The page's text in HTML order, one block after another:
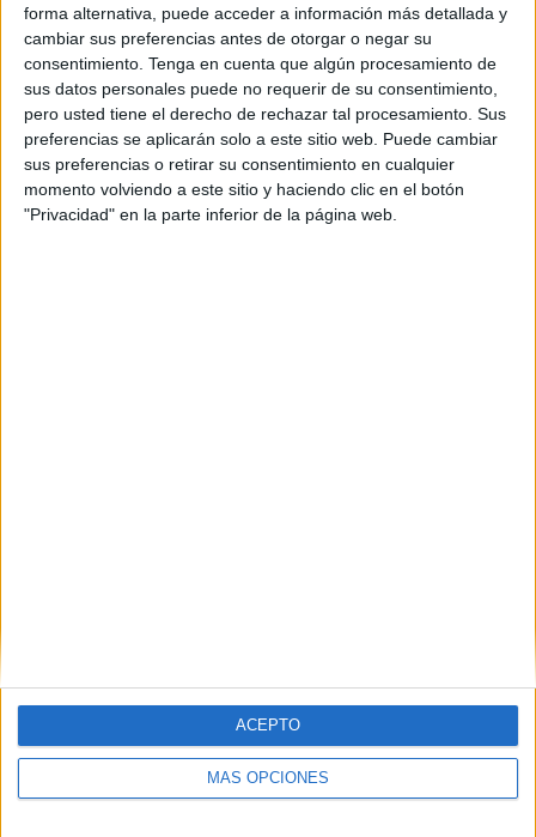
forma alternativa, puede acceder a información más detallada y
cambiar sus preferencias antes de otorgar o negar su
consentimiento. Tenga en cuenta que algún procesamiento de
sus datos personales puede no requerir de su consentimiento,
pero usted tiene el derecho de rechazar tal procesamiento. Sus
preferencias se aplicarán solo a este sitio web. Puede cambiar
sus preferencias o retirar su consentimiento en cualquier
momento volviendo a este sitio y haciendo clic en el botón
"Privacidad" en la parte inferior de la página web.
MÁS OPCIONES
ACEPTO
La grafomotricidad sea probablemente de los mejores
recursos para trabajar la motricidad fina y su correcto
desarrollo, entendiendo ésta como un término referido
al movimiento gráfico realizado con la mano […]
SEGUIR LEYENDO
email